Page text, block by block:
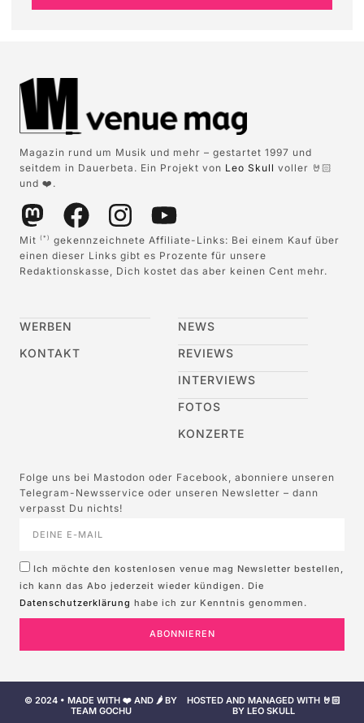
Magazin rund um Musik und mehr – gestartet 1997 und
seitdem in Dauerbeta. Ein Projekt von Leo Skull voller 🤘🏻
und ❤️.
Mit (*)
gekennzeichnete Affiliate-Links: Bei einem Kauf über
einen dieser Links gibt es Prozente für unsere
Redaktionskasse, Dich kostet das aber keinen Cent mehr.
WERBEN
KONTAKT
NEWS
REVIEWS
INTERVIEWS
FOTOS
KONZERTE
Folge uns bei Mastodon oder Facebook, abonniere unseren
Telegram-Newsservice oder unseren Newsletter – dann
verpasst Du nichts!
Ich möchte den kostenlosen venue mag Newsletter bestellen,
ich kann das Abo jederzeit wieder kündigen. Die
Datenschutzerklärung habe ich zur Kenntnis genommen.
ABONNIEREN
© 2024 • MADE WITH ❤️ AND 🌶️ BY
TEAM GOCHU
HOSTED AND MANAGED WITH 🤘🏻
BY LEO SKULL